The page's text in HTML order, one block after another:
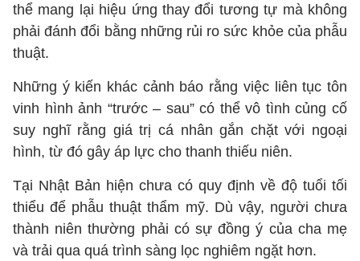
thể mang lại hiệu ứng thay đổi tương tự mà không
phải đánh đổi bằng những rủi ro sức khỏe của phẫu
thuật.
Những ý kiến khác cảnh báo rằng việc liên tục tôn
vinh hình ảnh “trước – sau” có thể vô tình củng cố
suy nghĩ rằng giá trị cá nhân gắn chặt với ngoại
hình, từ đó gây áp lực cho thanh thiếu niên.
Tại Nhật Bản hiện chưa có quy định về độ tuổi tối
thiểu để phẫu thuật thẩm mỹ. Dù vậy, người chưa
thành niên thường phải có sự đồng ý của cha mẹ
và trải qua quá trình sàng lọc nghiêm ngặt hơn.